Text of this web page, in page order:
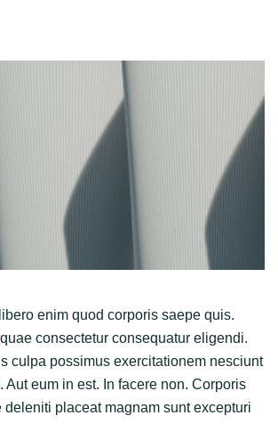
enim quod corporis saepe quis.
consectetur consequatur eligendi.
culpa possimus exercitationem nesciunt
Aut eum in est. In facere non. Corporis
deleniti placeat magnam sunt excepturi